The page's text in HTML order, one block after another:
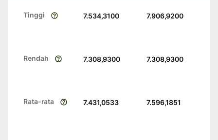
Tinggi 7.534,3100 7.906,9200
Rendah 7.308,9300 7.308,9300
Rata-rata 7.431,0533 7.596,1851